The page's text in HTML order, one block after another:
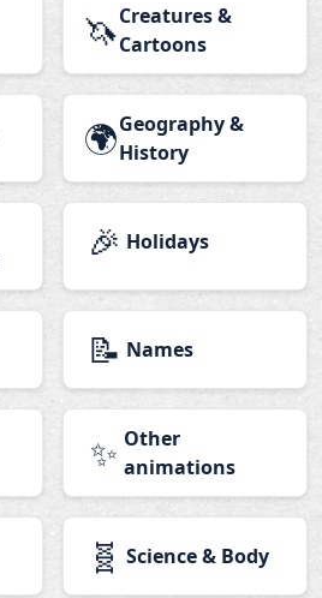
🦄Creatures &
Cartoons
🌍Geography &
History
🎉 Holidays
📝 Names
✨ Other
animations
🧬 Science & Body